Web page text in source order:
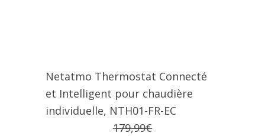
Netatmo Thermostat Connecté
et Intelligent pour chaudière
individuelle, NTH01-FR-EC
179,99€